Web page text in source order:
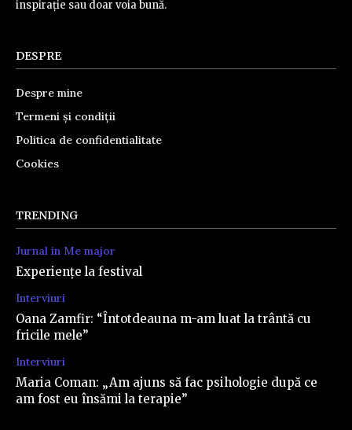
inspirație sau doar voia bună.
DESPRE
Despre mine
Termeni și condiții
Politica de confidentialitate
Cookies
TRENDING
Jurnal in Me major
Experiențe la festival
Interviuri
Oana Zamfir: “Întotdeauna m-am luat la trântă cu
fricile mele”
Interviuri
Maria Coman: „Am ajuns să fac psihologie după ce
am fost eu însămi la terapie”